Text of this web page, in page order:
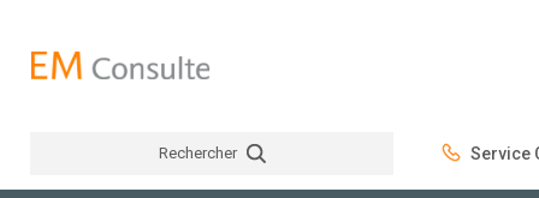
Rechercher Service